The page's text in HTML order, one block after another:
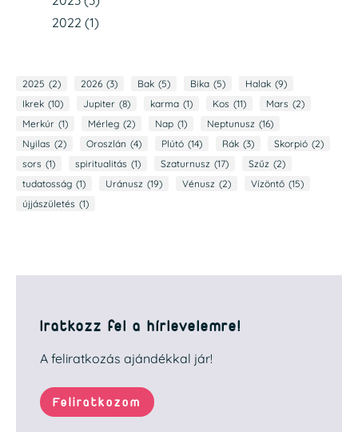
2022 (1)
2025 (2) 2026 (3) Bak (5) Bika (5) Halak (9)
Ikrek (10) Jupiter (8) karma (1) Kos (11) Mars (2)
Merkúr (1) Mérleg (2) Nap (1) Neptunusz (16)
Nyilas (2) Oroszlán (4) Plútó (14) Rák (3) Skorpió (2)
sors (1) spiritualitás (1) Szaturnusz (17) Szűz (2)
tudatosság (1) Uránusz (19) Vénusz (2) Vízöntő (15)
újjászületés (1)
Iratkozz fel a hírlevelemre!
A feliratkozás ajándékkal jár!
Feliratkozom